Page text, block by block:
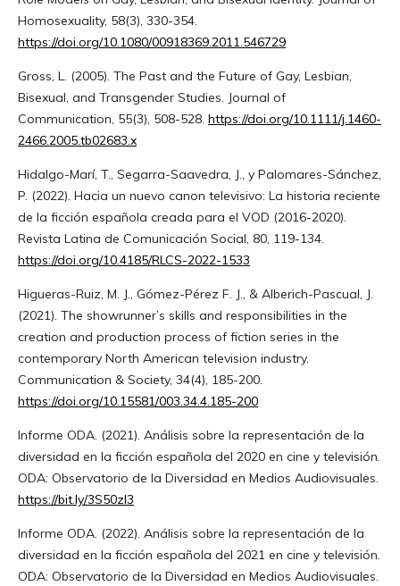
Homosexuality, 58(3), 330-354.
https://doi.org/10.1080/00918369.2011.546729
Gross, L. (2005). The Past and the Future of Gay, Lesbian,
Bisexual, and Transgender Studies. Journal of
Communication, 55(3), 508-528. https://doi.org/10.1111/j.1460-
2466.2005.tb02683.x
Hidalgo-Marí, T., Segarra-Saavedra, J., y Palomares-Sánchez,
P. (2022). Hacia un nuevo canon televisivo: La historia reciente
de la ficción española creada para el VOD (2016-2020).
Revista Latina de Comunicación Social, 80, 119-134.
https://doi.org/10.4185/RLCS-2022-1533
Higueras-Ruiz, M. J., Gómez-Pérez F. J., & Alberich-Pascual, J.
(2021). The showrunner’s skills and responsibilities in the
creation and production process of fiction series in the
contemporary North American television industry.
Communication & Society, 34(4), 185-200.
https://doi.org/10.15581/003.34.4.185-200
Informe ODA. (2021). Análisis sobre la representación de la
diversidad en la ficción española del 2020 en cine y televisión.
ODA: Observatorio de la Diversidad en Medios Audiovisuales.
https://bit.ly/3S50zI3
Informe ODA. (2022). Análisis sobre la representación de la
diversidad en la ficción española del 2021 en cine y televisión.
ODA: Observatorio de la Diversidad en Medios Audiovisuales.